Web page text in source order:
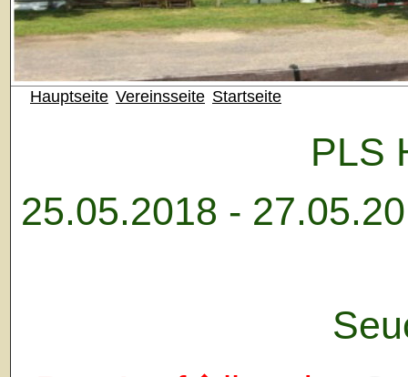
Hauptseite Vereinsseite Startseite
PLS
25.05.2018 -